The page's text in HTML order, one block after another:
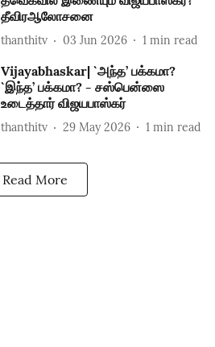
தீவிரஆலோசனை
thanthitv 03 Jun 2026 1 min read
Vijayabhaskar| `அந்த’ பக்கமா?
`இந்த’ பக்கமா? - சஸ்பென்ஸை
உடைத்தார் விஜயபாஸ்கர்
thanthitv 29 May 2026 1 min read
Read More